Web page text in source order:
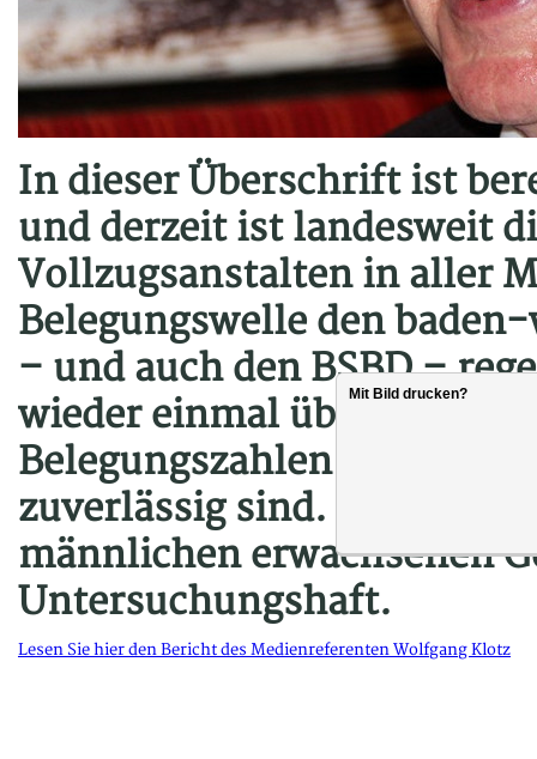
In dieser Überschrift ist
und derzeit ist landesweit
Vollzugsanstalten in aller
Belegungswelle den
– und auch den BSBD –
wieder einmal überdeutlich
Belegungszahlen einfach
zuverlässig sind.
männlichen erwachsenen
Untersuchungshaft.
Lesen Sie hier den Bericht des Medienreferenten Wolfgang Klotz
Mit Bild drucken?